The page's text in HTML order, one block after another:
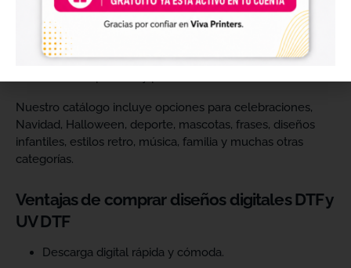
Comprar diseños digitales es una solución práctica para
profesionales que quieren ahorrar tiempo, renovar su
catálogo y ofrecer más variedad de productos a sus
clientes. Podrás escoger diseños de diferentes estilos,
Nuestro catálogo incluye opciones para celebraciones,
Navidad, Halloween, deporte, mascotas, frases, diseños
infantiles, estilos retro, música, familia y muchas otras
categorías.
Ventajas de comprar diseños digitales DTF y
UV DTF
Descarga digital rápida y cómoda.